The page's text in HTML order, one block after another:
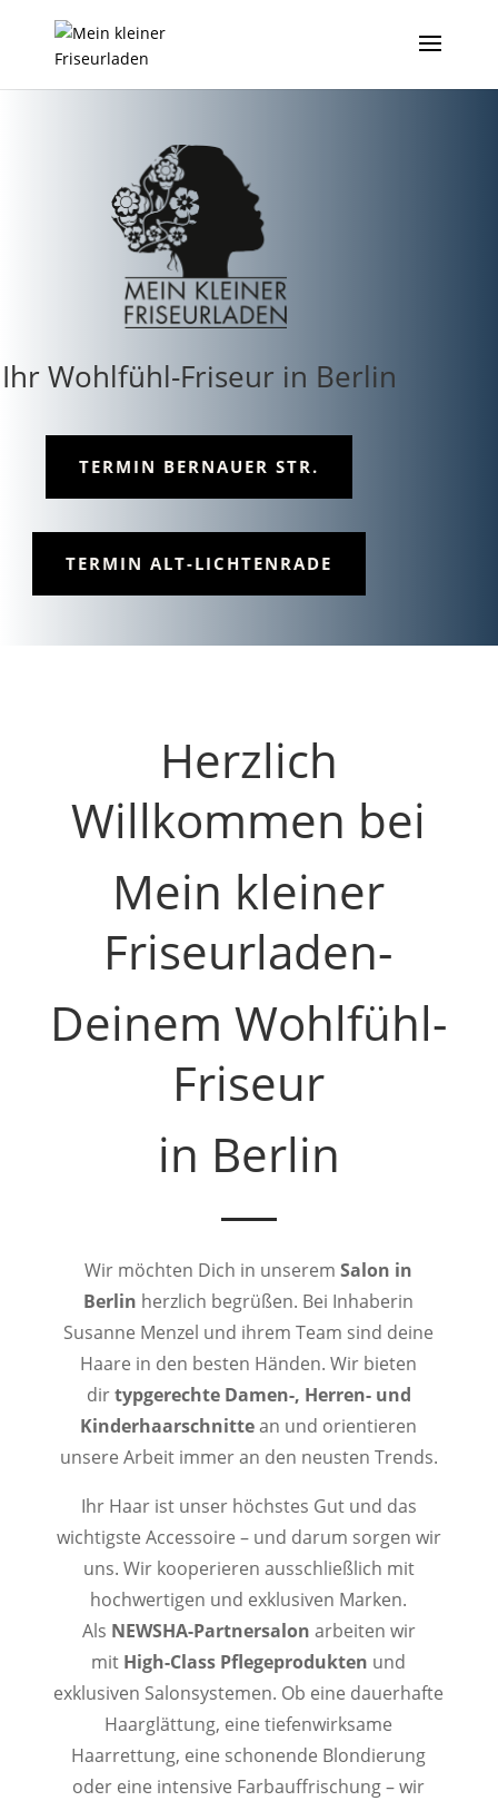
Ihr Wohlfühl-Friseur in Berlin
TERMIN BERNAUER STR.
TERMIN ALT-LICHTENRADE
Herzlich
Willkommen bei
Mein kleiner
Friseurladen-
Deinem Wohlfühl-
Friseur
in Berlin
Wir möchten Dich in unserem Salon in
Berlin herzlich begrüßen. Bei Inhaberin
Susanne Menzel und ihrem Team sind deine
Haare in den besten Händen. Wir bieten
dirtypgerechte Damen-, Herren- und
Kinderhaarschnitte an und orientieren
unsere Arbeit immer an den neusten Trends.
Ihr Haar ist unser höchstes Gut und das
wichtigste Accessoire – und darum sorgen wir
uns. Wir kooperieren ausschließlich mit
hochwertigen und exklusiven Marken.
Als NEWSHA-Partnersalon arbeiten wir
mit High-Class Pflegeprodukten und
exklusiven Salonsystemen. Ob eine dauerhafte
Haarglättung, eine tiefenwirksame
Haarrettung, eine schonende Blondierung
oder eine intensive Farbauffrischung – wir